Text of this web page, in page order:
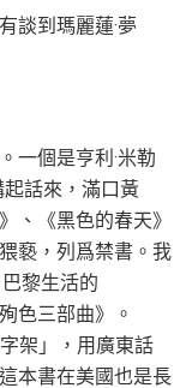
談到瑪麗蓮·夢
一個是亨利·米勒
起話來，滿口黃
、《黑色的春天》
褻，列爲禁書。我
黎生活的
色三部曲》。
架」，用廣東話
本書在美國也是長